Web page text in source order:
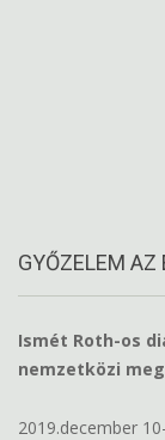
GYŐZELEM AZ
Ismét Roth-os
nemzetközi
2019.december